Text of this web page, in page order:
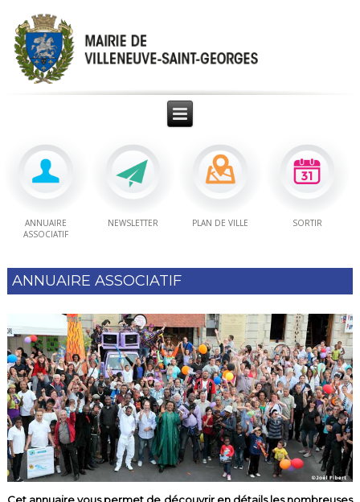
ANNUAIRE
ASSOCIATIF
NEWSLETTER PLAN DE VILLE SORTIR
ANNUAIRE ASSOCIATIF